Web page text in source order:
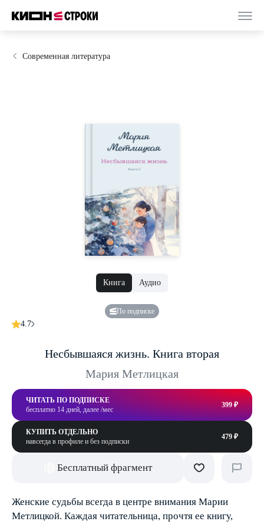
Современная литература
Книга Аудио
По подписке
4.7
Несбывшаяся жизнь. Книга вторая
Мария Метлицкая
ЧИТАТЬ ПО ПОДПИСКЕ
бесплатно 14 дней, далее /мес
399 ₽
КУПИТЬ ОТДЕЛЬНО
навсегда в профиле и без подписки
479 ₽
Бесплатный фрагмент
Женские судьбы всегда в центре внимания Марии
Метлицкой. Каждая читательница, прочтя ее книгу,